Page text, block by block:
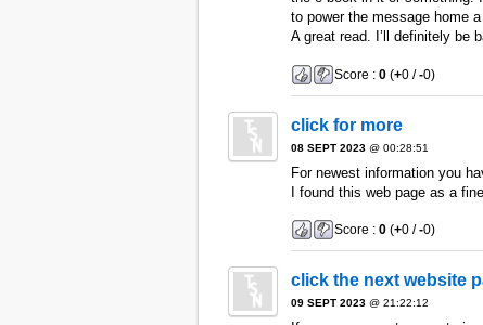
to power the message home
A great read. I’ll definitely be
Score : 0(+0 /-0)
click for more
08 SEPT 2023@ 00:28:51
For newest information you
I found this web page as a
Score : 0(+0 /-0)
click the next website
09 SEPT 2023@ 21:22:12